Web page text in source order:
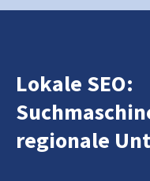
Lokale SEO:
regionale